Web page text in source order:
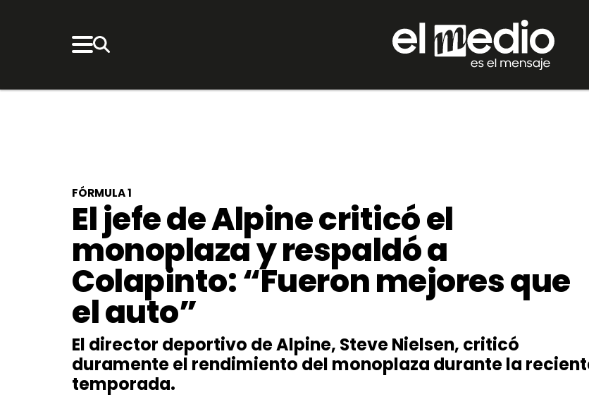
FÓRMULA 1
El jefe de Alpine criticó el
monoplaza y respaldó a
Colapinto: “Fueron mejores que
el auto”
El director deportivo de Alpine, Steve Nielsen, criticó
duramente el rendimiento del monoplaza durante la
temporada.